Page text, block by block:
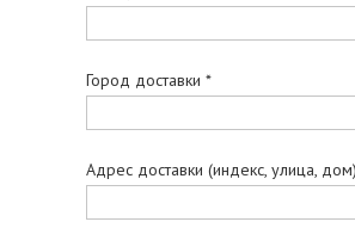
Город доставки *
Адрес доставки (индекс, улица,